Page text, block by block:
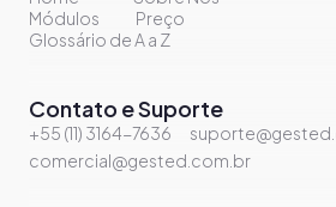
Módulos
Preço
Glossário de A a Z
Contato e Suporte
+55 (11) 3164-7636
comercial@gested.com.br